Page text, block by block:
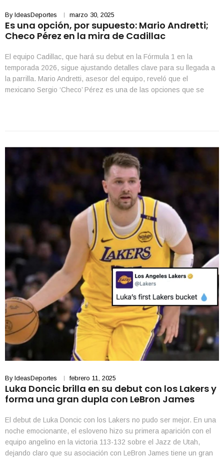
By IdeasDeportes marzo 30, 2025
Es una opción, por supuesto: Mario Andretti;
Checo Pérez en la mira de Cadillac
El equipo Cadillac, que hará su debut en la Fórmula 1 en la
temporada 2026, sigue ajustando detalles clave para su llegada a
la parrilla. Mario Andretti, asesor del equipo, reveló que el
mexicano Sergio ‘Checo’ Pérez es una de las opciones que se
By IdeasDeportes febrero 11, 2025
Luka Doncic brilla en su debut con los Lakers y
forma una gran dupla con LeBron James
El debut de Luka Doncic con los Lakers no pudo ser mejor. En una
noche emocionante, el esloveno hizo su primera aparición con el
equipo angelino en la victoria 113-132 sobre el Jazz de Utah,
dejando claro que su asociación con LeBron James tiene un gran